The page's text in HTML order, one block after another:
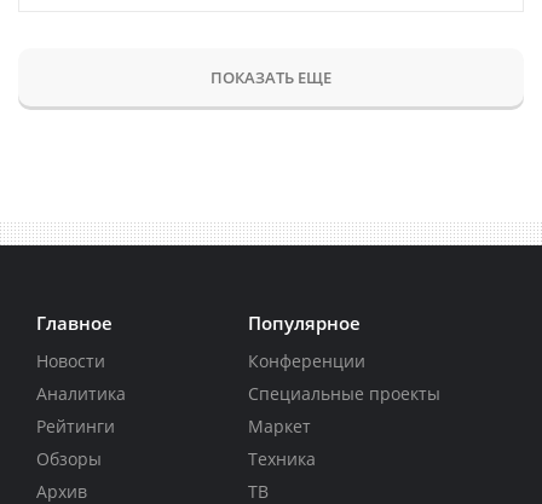
ПОКАЗАТЬ ЕЩЕ
Главное
Новости
Аналитика
Рейтинги
Обзоры
Архив
Популярное
Конференции
Специальные проекты
Маркет
Техника
ТВ